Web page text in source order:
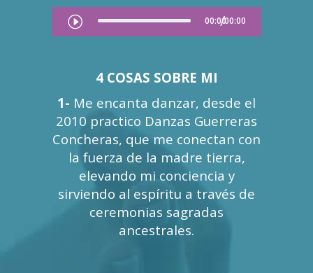
Reproductor
de
00:0000:00
4 COSAS SOBRE MI
1- Me encanta danzar, desde el
2010 practico Danzas Guerreras
Concheras, que me conectan con
la fuerza de la madre tierra,
elevando mi conciencia y
sirviendo al espíritu a través de
ceremonias sagradas
ancestrales.